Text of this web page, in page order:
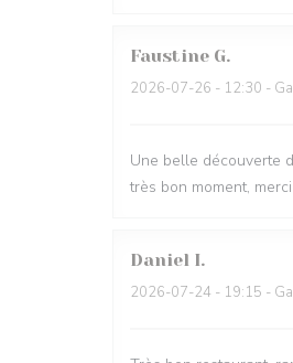
Faustine G
2026-07-26 - 12:30 -
Une belle découverte
très bon moment,
Daniel I
2026-07-24 - 19:15 -